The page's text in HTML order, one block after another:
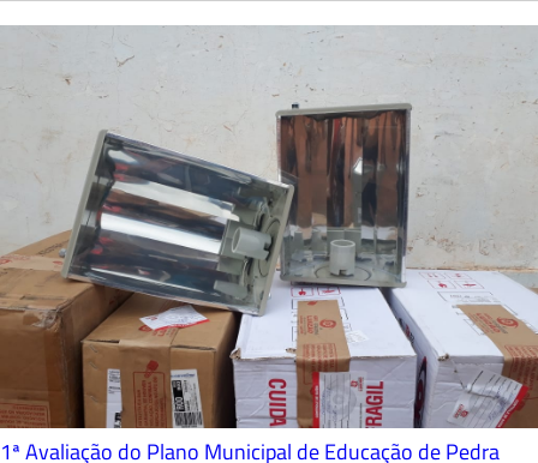
1ª Avaliação do Plano Municipal de Educação de Pedra